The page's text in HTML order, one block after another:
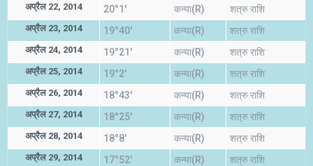
अप्रैल 22, 2014 20°1' कन्या(R) शत्रु राशि
अप्रैल 23, 2014 19°40' कन्या(R) शत्रु राशि
अप्रैल 24, 2014 19°21' कन्या(R) शत्रु राशि
अप्रैल 25, 2014 19°2' कन्या(R) शत्रु राशि
अप्रैल 26, 2014 18°43' कन्या(R) शत्रु राशि
अप्रैल 27, 2014 18°25' कन्या(R) शत्रु राशि
अप्रैल 28, 2014 18°8' कन्या(R) शत्रु राशि
अप्रैल 29, 2014 17°52' कन्या(R) शत्रु राशि